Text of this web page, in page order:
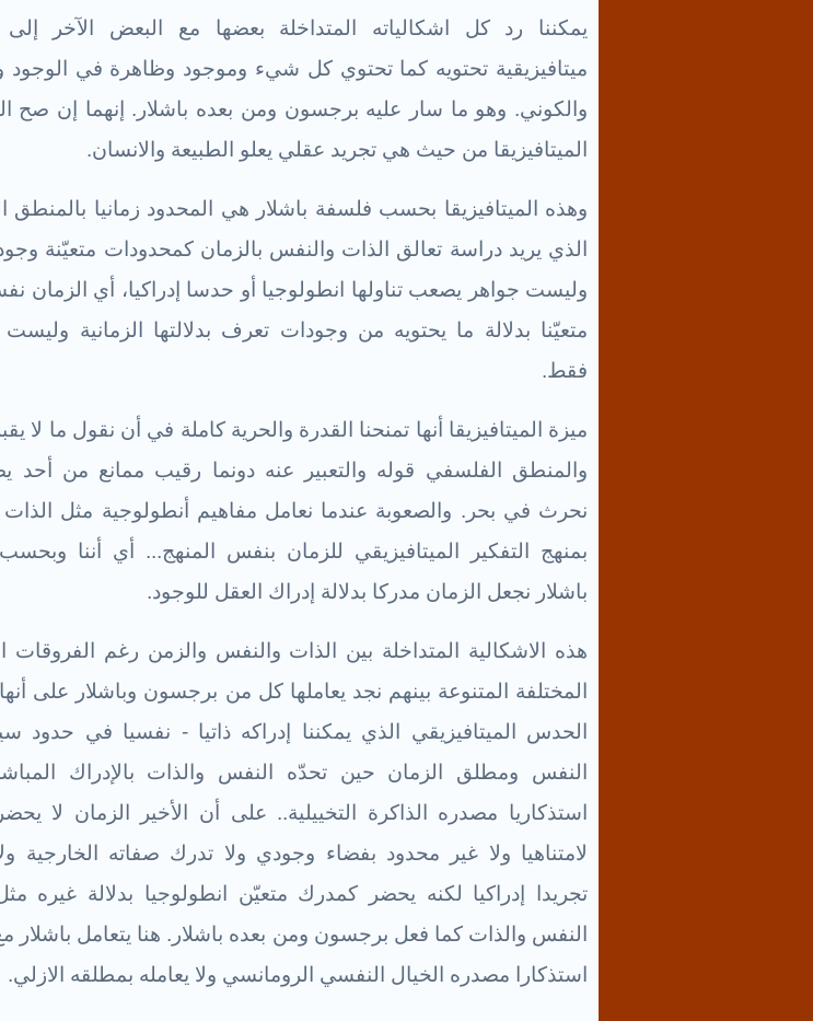
يمكننا رد كل اشكالياته المتداخلة بعضها مع البعض الآخر
ميتافيزيقية تحتويه كما تحتوي كل شيء وموجود وظاهرة في الوجود
والكوني. وهو ما سار عليه برجسون ومن بعده باشلار. إنهما إن صح
الميتافيزيقا من حيث هي تجريد عقلي يعلو الطبيعة والانسان.
وهذه الميتافيزيقا بحسب فلسفة باشلار هي المحدود زمانيا بالمنطق
الذي يريد دراسة تعالق الذات والنفس بالزمان كمحدودات متعيّنة
وليست جواهر يصعب تناولها انطولوجيا أو حدسا إدراكيا، أي الزمان
متعيّنا بدلالة ما يحتويه من وجودات تعرف بدلالتها الزمانية وليست
فقط.
ميزة الميتافيزيقا أنها تمنحنا القدرة والحرية كاملة في أن نقول ما لا
والمنطق الفلسفي قوله والتعبير عنه دونما رقيب ممانع من أحد
نحرث في بحر. والصعوبة عندما نعامل مفاهيم أنطولوجية مثل
بمنهج التفكير الميتافيزيقي للزمان بنفس المنهج... أي أننا
باشلار نجعل الزمان مدركا بدلالة إدراك العقل للوجود.
هذه الاشكالية المتداخلة بين الذات والنفس والزمن رغم الفروقات
المختلفة المتنوعة بينهم نجد يعاملها كل من برجسون وباشلار على
الحدس الميتافيزيقي الذي يمكننا إدراكه ذاتيا - نفسيا في حدود
النفس ومطلق الزمان حين تحدّه النفس والذات بالإدراك
استذكاريا مصدره الذاكرة التخييلية.. على أن الأخير الزمان لا
لامتناهيا ولا غير محدود بفضاء وجودي ولا تدرك صفاته الخارجية
تجريدا إدراكيا لكنه يحضر كمدرك متعيّن انطولوجيا بدلالة غيره مثل
النفس والذات كما فعل برجسون ومن بعده باشلار. هنا يتعامل باشلار
استذكارا مصدره الخيال النفسي الرومانسي ولا يعامله بمطلقه الازلي.